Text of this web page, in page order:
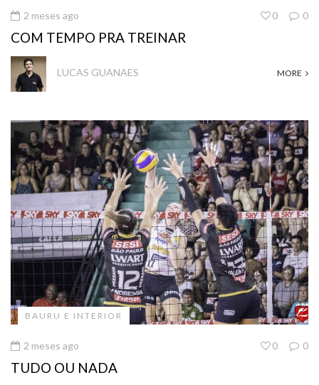
2 meses ago 0
0
COM TEMPO PRA TREINAR
LUCAS GUANAES MORE
BAURU E INTERIOR
2 meses ago 0
0
TUDO OU NADA